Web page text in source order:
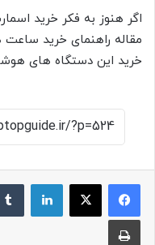
اگر هنوز به فکر خرید
مقاله راهنمای خرید
خرید این دستگاه های
چاپ